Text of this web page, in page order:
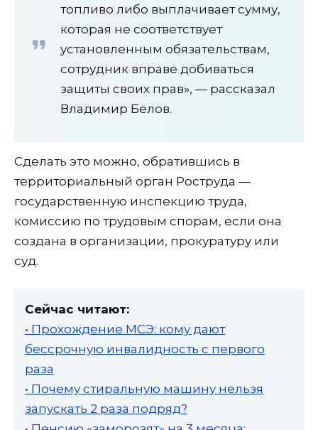
топливо либо выплачивает сумму,
которая не соответствует
установленным обязательствам,
сотрудник вправе добиваться
защиты своих прав», — рассказал
Владимир Белов.
Сделать это можно, обратившись в
территориальный орган Роструда —
государственную инспекцию труда,
комиссию по трудовым спорам, если она
создана в организации, прокуратуру или
суд.
Сейчас читают:
• Прохождение МСЭ: кому дают
бессрочную инвалидность с первого
раза
• Почему стиральную машину нельзя
запускать 2 раза подряд?